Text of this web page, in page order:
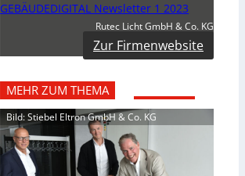
GEBÄUDEDIGITAL Newsletter 1 2023
Rutec Licht GmbH & Co. KG
Zur Firmenwebsite
MEHR ZUM THEMA
Bild: Stiebel Eltron GmbH & Co. KG